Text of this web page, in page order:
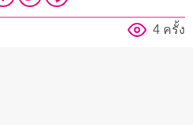
4 ครั้ง